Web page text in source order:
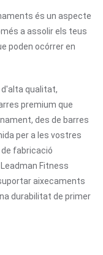
és un aspecte
a assolir els teus
poden ocórrer en
d'alta qualitat,
premium que
des de barres
per a les vostres
fabricació
Fitness
aixecaments
durabilitat de primer